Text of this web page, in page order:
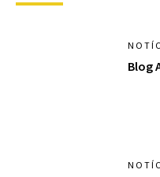
Blog